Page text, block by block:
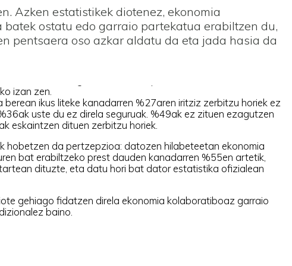
Azken estatistikek diotenez, ekonomia
ostatu edo garraio partekatua erabiltzen du,
pentsaera oso azkar aldatu da eta jada hasia da
izan zen.
berean ikus liteke kanadarren %27aren iritziz zerbitzu horiek ez
uste du ez direla seguruak. %49ak ez zituen ezagutzen
eskaintzen dituen zerbitzu horiek.
hobetzen da pertzepzioa: datozen hilabeteetan ekonomia
bat erabiltzeko prest dauden kanadarren %55en artetik,
dituzte, eta datu hori bat dator estatistika ofizialean
gehiago fidatzen direla ekonomia kolaboratiboaz garraio
baino.